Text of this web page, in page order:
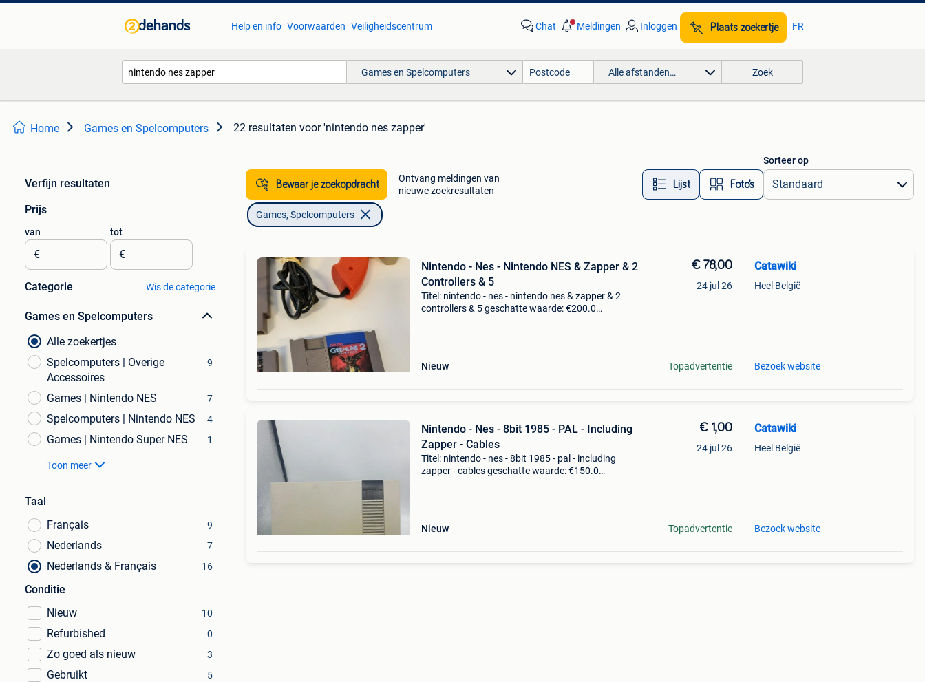
Help en info Voorwaarden Veiligheidscentrum Chat Meldingen Inloggen Plaats zoekertje FR
Games en Spelcomputers Alle afstanden… Zoek
Home Games en Spelcomputers 22 resultaten voor 'nintendo nes zapper'
Verfijn resultaten
Prijs
van
€
tot
€
Categorie Wis de categorie
Games en Spelcomputers
Alle zoekertjes
Spelcomputers | Overige
Accessoires
9
Games | Nintendo NES 7
Spelcomputers | Nintendo NES 4
Games | Nintendo Super NES 1
Toon meer
Taal
Français
9
Nederlands 7
Nederlands & Français 16
Conditie
Nieuw
10
Refurbished 0
Zo goed als nieuw 3
Gebruikt 5
Bewaar je zoekopdracht
Ontvang meldingen van
nieuwe zoekresultaten
Lijst Foto’s
Sorteer op
Games, Spelcomputers
Nintendo - Nes - Nintendo NES & Zapper & 2
Controllers & 5
Titel: nintendo - nes - nintendo nes & zapper & 2
controllers & 5 geschatte waarde: €200.0
Nieuw
€ 78,00
24 jul 26
Topadvertentie
Catawiki
Heel België
Bezoek website
Nintendo - Nes - 8bit 1985 - PAL - Including
Zapper - Cables
Titel: nintendo - nes - 8bit 1985 - pal - including
zapper - cables geschatte waarde: €150.0
Nieuw
€ 1,00
24 jul 26
Topadvertentie
Catawiki
Heel België
Bezoek website